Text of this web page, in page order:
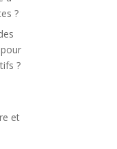
?
?
et